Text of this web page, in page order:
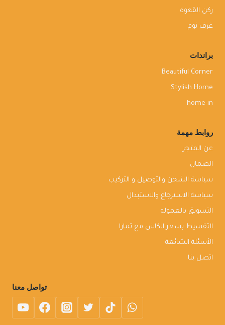
ركن القهوة
غرف نوم
براندات
Beautiful Corner
Stylish Home
home in
روابط مهمة
عن المتجر
الضمان
سياسة الشحن والتوصيل و التركيب
سياسة الاسترجاع والاستبدال
التسويق بالعمولة
التقسيط بسعر الكاش مع تمارا
الأسئلة الشائعة
اتصل بنا
تواصل معنا